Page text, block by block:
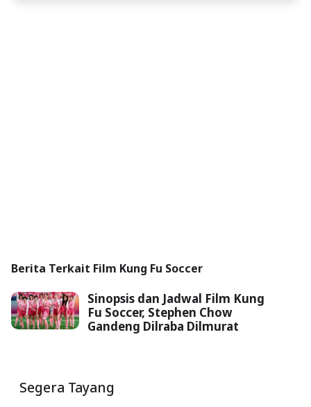
Berita Terkait Film Kung Fu Soccer
Sinopsis dan Jadwal Film Kung
Fu Soccer, Stephen Chow
Gandeng Dilraba Dilmurat
Segera Tayang